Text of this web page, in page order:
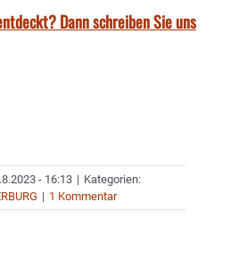
Dann schreiben Sie uns
- 16:13 | Kategorien:
| 1 Kommentar